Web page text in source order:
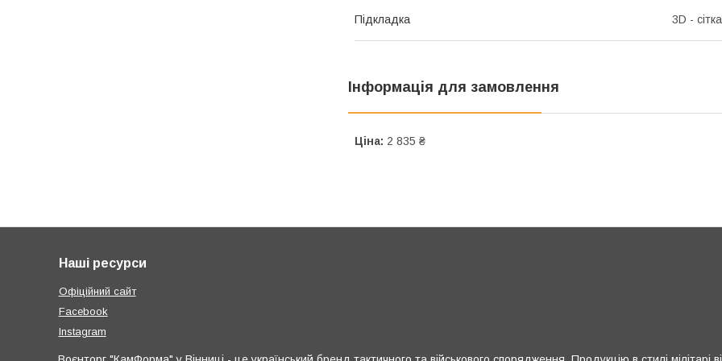
Підкладка 3D - сітка
Інформація для замовлення
Ціна: 2 835 ₴
Наші ресурси
Офіційний сайт
Facebook
Instagram